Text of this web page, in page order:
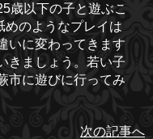
歳以下の子と遊ぶこ
めのようなプレイは
いに変わってきます
きましょう。若い子
市に遊びに行ってみ
次の記事へ